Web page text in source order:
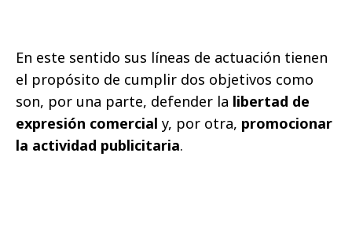
En este sentido sus líneas de actuación tienen
el propósito de cumplir dos objetivos como
son, por una parte, defender la libertad de
expresión comercial y, por otra, promocionar
la actividad publicitaria.